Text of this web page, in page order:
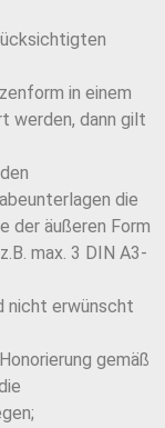
in einem
werden, dann gilt
die
der äußeren Form
max. 3 DIN A3-
nicht erwünscht
gemäß